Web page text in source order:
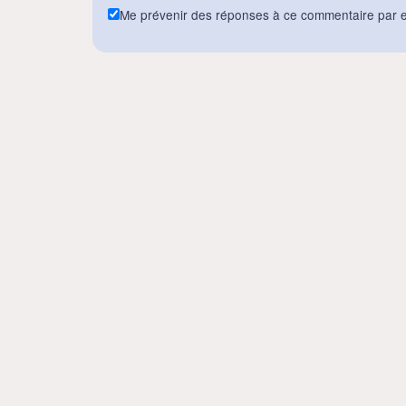
Me prévenir des réponses à ce commentaire par